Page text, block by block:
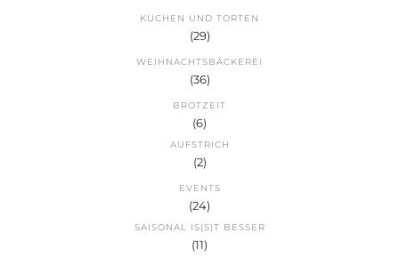
KUCHEN UND TORTEN
(29)
WEIHNACHTSBÄCKEREI
(36)
BROTZEIT
(6)
AUFSTRICH
(2)
EVENTS
(24)
SAISONAL IS(S)T BESSER
(11)